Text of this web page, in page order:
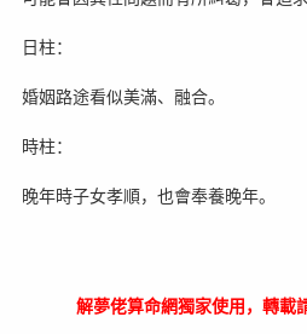
日柱：
婚姻路途看似美滿、融合。
時柱：
晚年時子女孝順，也會奉養晚年。
解夢佬算命網獨家使用，轉載